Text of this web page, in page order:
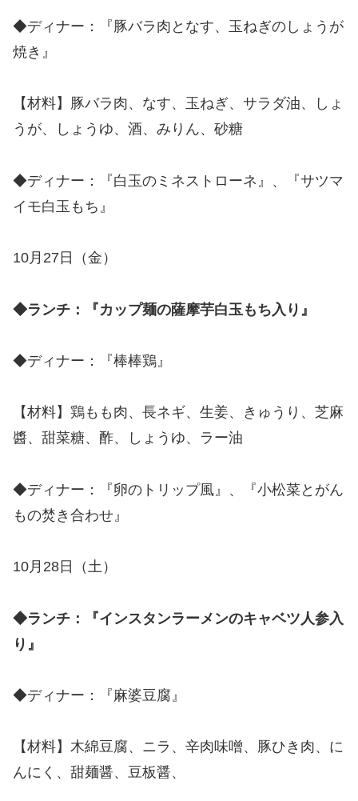
◆ディナー：『豚バラ肉となす、玉ねぎのしょうが
焼き』
【材料】豚バラ肉、なす、玉ねぎ、サラダ油、しょ
うが、しょうゆ、酒、みりん、砂糖
◆ディナー：『白玉のミネストローネ』、『サツマ
イモ白玉もち』
10月27日（金）
◆ランチ：『カップ麺の薩摩芋白玉もち入り』
◆ディナー：『棒棒鶏』
【材料】鶏もも肉、長ネギ、生姜、きゅうり、芝麻
醬、甜菜糖、酢、しょうゆ、ラー油
◆ディナー：『卵のトリップ風』、『小松菜とがん
もの焚き合わせ』
10月28日（土）
◆ランチ：『インスタンラーメンのキャベツ人参入
り』
◆ディナー：『麻婆豆腐』
【材料】木綿豆腐、ニラ、辛肉味噌、豚ひき肉、に
んにく、甜麺醤、豆板醤、